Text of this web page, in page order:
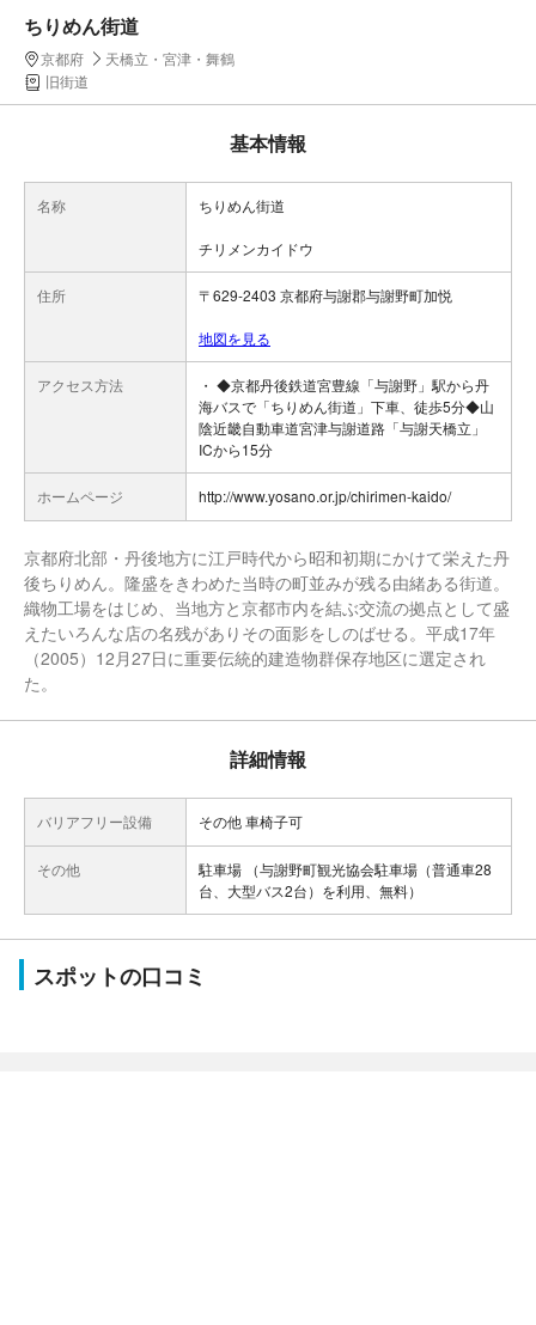
ちりめん街道
京都府
天橋立・宮津・舞鶴
旧街道
基本情報
名称 ちりめん街道
チリメンカイドウ
住所 〒629-2403 京都府与謝郡与謝野町加悦
地図を見る
アクセス方法
・ ◆京都丹後鉄道宮豊線「与謝野」駅から丹
海バスで「ちりめん街道」下車、徒歩5分◆山
陰近畿自動車道宮津与謝道路「与謝天橋立」
ICから15分
ホームページ http://www.yosano.or.jp/chirimen-kaido/
京都府北部・丹後地方に江戸時代から昭和初期にかけて栄えた丹
後ちりめん。隆盛をきわめた当時の町並みが残る由緒ある街道。
織物工場をはじめ、当地方と京都市内を結ぶ交流の拠点として盛
えたいろんな店の名残がありその面影をしのばせる。平成17年
（2005）12月27日に重要伝統的建造物群保存地区に選定され
た。
詳細情報
バリアフリー設備 その他 車椅子可
その他
駐車場 （与謝野町観光協会駐車場（普通車28
台、大型バス2台）を利用、無料）
スポットの口コミ